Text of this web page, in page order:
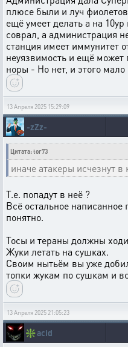
плюсе были и луч
ещё умеет делать а на
соврал, а администрация
станция имеет иммунитет
неуязвимость и ещё
норы - Но нет, и этого мало
13 Апреля 2025 15:29:09
-zZz-
Цитата: tor73
иначе атакеры исчезнут в
Т.е. попадут в неё ?
Всё остальное написанное
понятно.
Тосы и тераны должны
Жуки летать на сушках.
Своим нытьём вы уже
топки жукам по сушкам и
13 Апреля 2025 21:05:23
❇️acid